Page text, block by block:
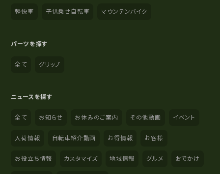
軽快車 子供乗せ自転車 マウンテンバイク
パーツを探す
全て グリップ
ニュースを探す
全て お知らせ お休みのご案内 その他動画 イベント
入荷情報 自転車紹介動画 お得情報 お客様
お役立ち情報 カスタマイズ 地域情報 グルメ おでかけ